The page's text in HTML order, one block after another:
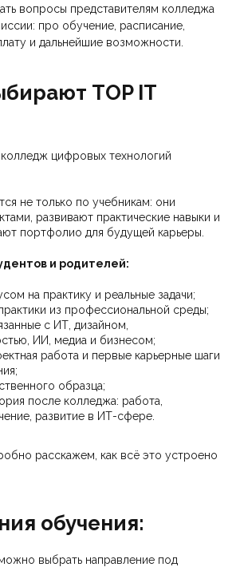
вопросы представителям колледжа
про обучение, расписание,
и дальнейшие возможности.
TOP IT
цифровых технологий
не только по учебникам: они
развивают практические навыки и
портфолио для будущей карьеры.
и родителей:
на практику и реальные задачи;
из профессиональной среды;
с ИТ, дизайном,
ИИ, медиа и бизнесом;
работа и первые карьерные шаги
образца;
после колледжа: работа,
развитие в ИТ-сфере.
расскажем, как всё это устроено
обучения:
выбрать направление под